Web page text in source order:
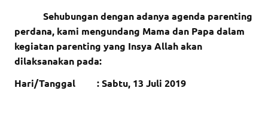
Sehubungan dengan adanya agenda parenting
perdana, kami mengundang Mama dan Papa dalam
kegiatan parenting yang Insya Allah akan
dilaksanakan pada:
Hari/Tanggal : Sabtu, 13 Juli 2019